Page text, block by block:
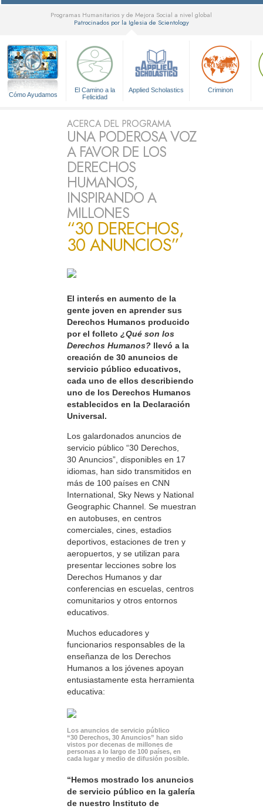
Programas Humanitarios y de Mejora Social a nivel global
Patrocinados por la Iglesia de Scientology
Cómo Ayudamos
El Camino a la
Felicidad
Applied Scholastics Criminon
ACERCA DEL PROGRAMA
UNA PODEROSA VOZ
A FAVOR DE LOS
DERECHOS
HUMANOS,
INSPIRANDO A
MILLONES
“30 DERECHOS,
30 ANUNCIOS”
El interés en aumento de la
gente joven en aprender sus
Derechos Humanos producido
por el folleto ¿Qué son los
Derechos Humanos? llevó a la
creación de 30 anuncios de
servicio público educativos,
cada uno de ellos describiendo
uno de los Derechos Humanos
establecidos en la Declaración
Universal.
Los galardonados anuncios de
servicio público “30 Derechos,
30 Anuncios”, disponibles en 17
idiomas, han sido transmitidos en
más de 100 países en CNN
International, Sky News y National
Geographic Channel. Se muestran
en autobuses, en centros
comerciales, cines, estadios
deportivos, estaciones de tren y
aeropuertos, y se utilizan para
presentar lecciones sobre los
Derechos Humanos y dar
conferencias en escuelas, centros
comunitarios y otros entornos
educativos.
Muchos educadores y
funcionarios responsables de la
enseñanza de los Derechos
Humanos a los jóvenes apoyan
entusiastamente esta herramienta
educativa:
Los anuncios de servicio público
“30 Derechos, 30 Anuncios” han sido
vistos por decenas de millones de
personas a lo largo de 100 países, en
cada lugar y medio de difusión posible.
“Hemos mostrado los anuncios
de servicio público en la galería
de nuestro Instituto de